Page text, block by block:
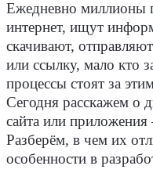
Ежедневно миллионы
интернет, ищут
скачивают,
или ссылку, мало кто
процессы стоят за
Сегодня расскажем о
сайта или
Разберём, в чем их
особенности в